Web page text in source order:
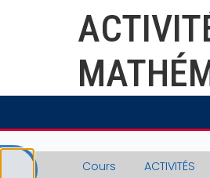
Ouvrir l’index du cours
Cours ACTIVITÉS